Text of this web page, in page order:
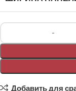
Alternative:
Добавить для